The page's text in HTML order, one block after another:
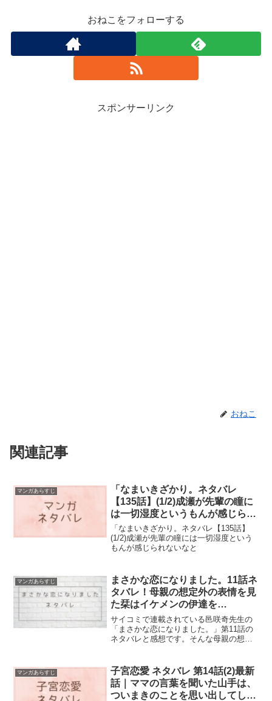
おねこをフォローする
スポンサーリンク
おねこ
関連記事
マンガあらすじ
「なまいきざかり。ネタバレ
【135話】(1/2)成瀬が先輩の瞳に
は一切湿度というもんが感じられ
ないなと
「なまいきざかり。ネタバレ【135話】
(1/2)成瀬が先輩の瞳には一切湿度という
もんが感じられないなと
マンガあらすじ
まさかな恋になりました。11話ネ
タバレ！母親の想定外の表情を見
た栞はイケメンの伊達を…
サイコミで連載されている邑咲奇先生の
「まさかな恋になりました。」第11話の
ネタバレと感想です。そんな母親の想定
になってしまうのだった。栞はまさか母
親にも伊達が魚に見えているのかとドキ
ドキしてしまうのでした。
マンガあらすじ
子宮恋愛 ネタバレ 第14話(2)最新
話｜ママの言葉を聞いた山手は、
ついまきのことを思い出してしま